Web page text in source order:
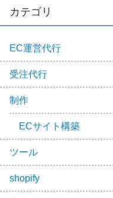
カテゴリ
EC運営代行
受注代行
制作
ECサイト構築
ツール
shopify